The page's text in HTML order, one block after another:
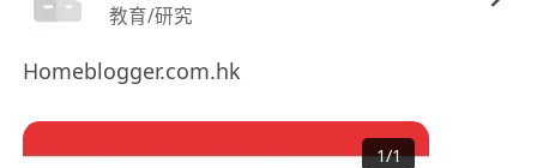
教育/研究
Homeblogger.com.hk
1/1